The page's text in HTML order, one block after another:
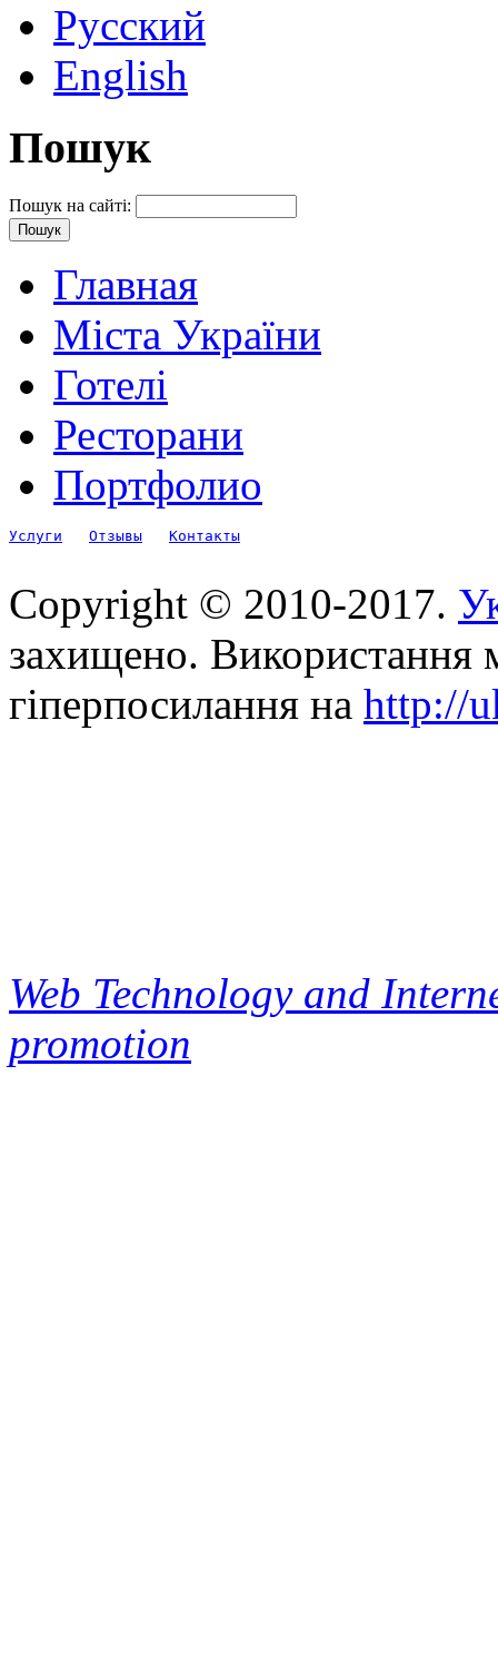
Русский
English
Пошук
Пошук на сайті:
Главная
Міста України
Готелі
Ресторани
Портфолио
Услуги Отзывы Контакты
Copyright © 2010-2017.
захищено. Використання
гіперпосилання на http://
Web Technology and
promotion